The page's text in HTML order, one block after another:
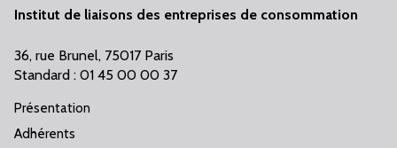
Institut de liaisons des entreprises de consommation
36, rue Brunel, 75017 Paris
Standard : 01 45 00 00 37
Présentation
Adhérents